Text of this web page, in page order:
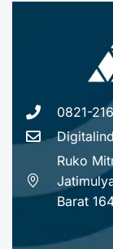
0821-
Ruko
Barat